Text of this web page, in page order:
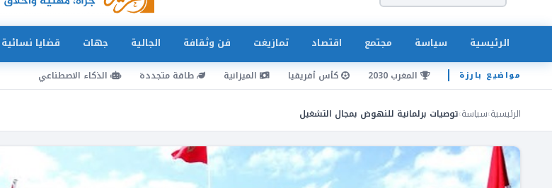
الرئيسية سياسة مجتمع اقتصاد تمازيغت فن وثقافة الجالية جهات قضايا نسائية
مواضيع بارزة المغرب 2030 كأس أفريقيا الميزانية طاقة متجددة الذكاء الاصطناعي
الرئيسية›سياسة›توصيات برلمانية للنهوض بمجال التشغيل